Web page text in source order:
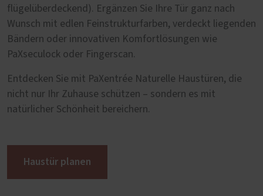
flügelüberdeckend). Ergänzen Sie Ihre Tür ganz nach
Wunsch mit edlen Feinstrukturfarben, verdeckt liegenden
Bändern oder innovativen Komfortlösungen wie
PaXseculock oder Fingerscan.
Entdecken Sie mit PaXentrée Naturelle Haustüren, die
nicht nur Ihr Zuhause schützen – sondern es mit
natürlicher Schönheit bereichern.
Haustür planen